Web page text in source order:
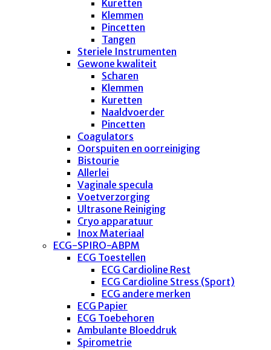
Kuretten
Klemmen
Pincetten
Tangen
Steriele Instrumenten
Gewone kwaliteit
Scharen
Klemmen
Kuretten
Naaldvoerder
Pincetten
Coagulators
Oorspuiten en oorreiniging
Bistourie
Allerlei
Vaginale specula
Voetverzorging
Ultrasone Reiniging
Cryo apparatuur
Inox Materiaal
ECG-SPIRO-ABPM
ECG Toestellen
ECG Cardioline Rest
ECG Cardioline Stress (Sport)
ECG andere merken
ECG Papier
ECG Toebehoren
Ambulante Bloeddruk
Spirometrie